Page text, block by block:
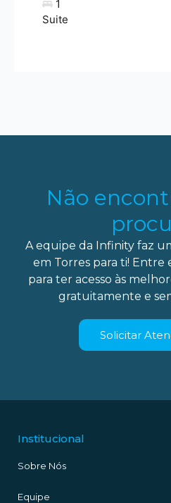
1
Suite
Não
A equipe da Infinity faz
em Torres para ti! Entre
para ter acesso às
gratuitamente e
Solicitar
Institucional
Sobre Nós
Equipe